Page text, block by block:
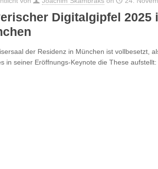
Digitalgipfel 2025
der Residenz in München ist vollbesetzt,
in seiner Eröffnungs-Keynote die These aufstellt: